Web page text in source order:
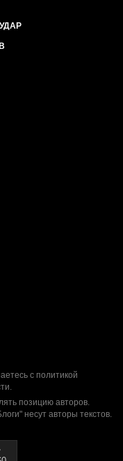
с политикой
.
позицию авторов.
несут авторы текстов.